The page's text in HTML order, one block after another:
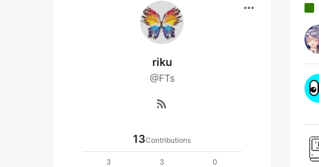
more_horiz
riku
@FTs
rss_feed
13Contributions
3
3
0